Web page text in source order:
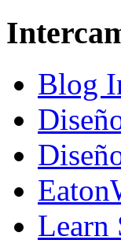
Blog
Learn